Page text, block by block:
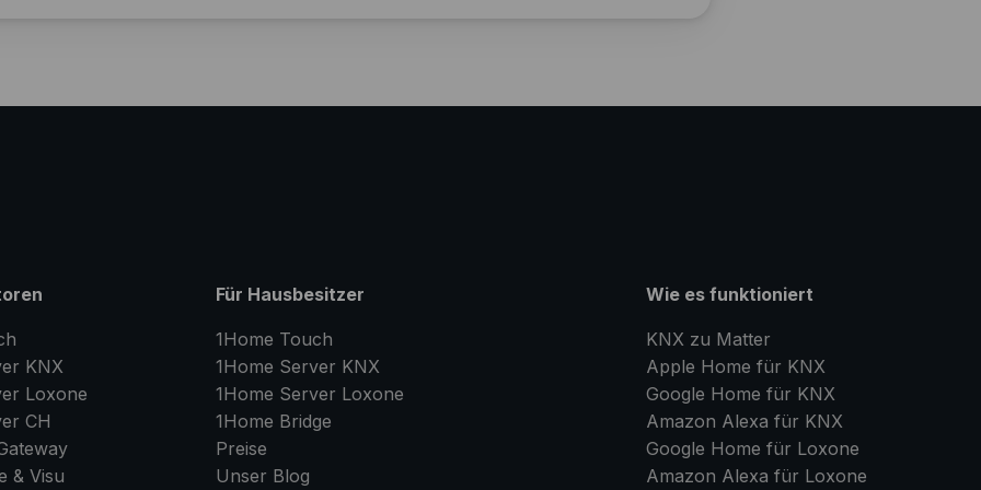
KNX
Loxone
CH
& Visu
Für Hausbesitzer
1Home Touch
1Home Server KNX
1Home Server Loxone
1Home Bridge
Preise
Unser Blog
Wie es funktioniert
KNX zu Matter
Apple Home für KNX
Google Home für KNX
Amazon Alexa für KNX
Google Home für Loxone
Amazon Alexa für Loxone